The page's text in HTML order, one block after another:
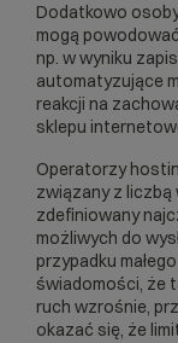
Dodatkowo
mogą
np. w wyniku
automatyzujące
reakcji na
sklepu
Operatorzy
związany z liczbą
zdefiniowany
możliwych do
przypadku
świadomości, że
ruch wzrośnie,
okazać się, że